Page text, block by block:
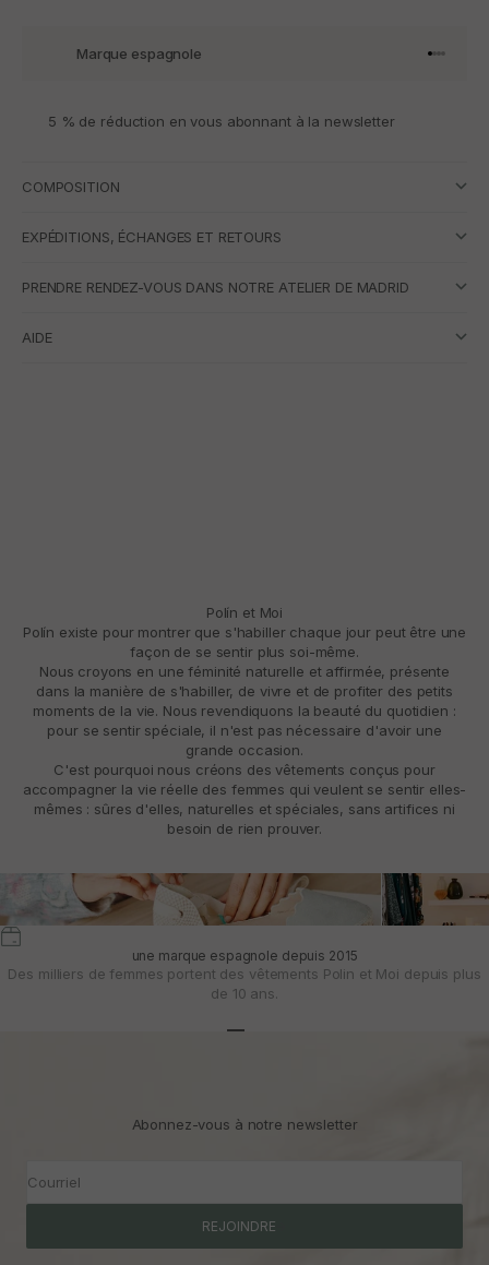
Marque espagnole Aller à
Aller à
Aller à
Aller
5 % de réduction en vous abonnant à la newsletter
COMPOSITION
EXPÉDITIONS, ÉCHANGES ET RETOURS
PRENDRE RENDEZ-VOUS DANS NOTRE ATELIER DE MADRID
AIDE
Polín et Moi
Polín existe pour montrer que s'habiller chaque jour peut être une
façon de se sentir plus soi-même.
Nous croyons en une féminité naturelle et affirmée, présente
dans la manière de s'habiller, de vivre et de profiter des petits
moments de la vie. Nous revendiquons la beauté du quotidien :
pour se sentir spéciale, il n'est pas nécessaire d'avoir une
grande occasion.
C'est pourquoi nous créons des vêtements conçus pour
accompagner la vie réelle des femmes qui veulent se sentir elles-
mêmes : sûres d'elles, naturelles et spéciales, sans artifices ni
besoin de rien prouver.
une marque espagnole depuis 2015
Des milliers de femmes portent des vêtements Polin et Moi depuis plus
de 10 ans.
Abonnez-vous à notre newsletter
Courriel
REJOINDRE